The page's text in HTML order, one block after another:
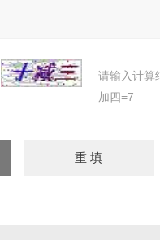
请输入计算
加四=7